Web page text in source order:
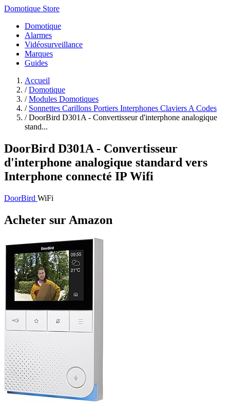
Domotique Store
Domotique
Alarmes
Vidéosurveillance
Marques
Guides
Accueil
/ Domotique
/ Modules Domotiques
/ Sonnettes Carillons Portiers Interphones Claviers A Codes
/ DoorBird D301A - Convertisseur d'interphone analogique
stand...
DoorBird D301A - Convertisseur
d'interphone analogique standard vers
Interphone connecté IP Wifi
DoorBird WiFi
Acheter sur Amazon